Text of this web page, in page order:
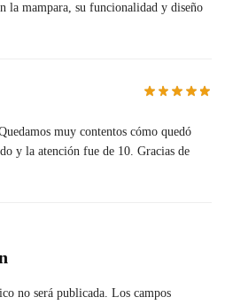
la mampara, su funcionalidad y diseño
muy contentos cómo quedó
y la atención fue de 10. Gracias de
no será publicada. Los campos